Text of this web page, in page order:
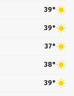
39°
39°
37°
38°
39°